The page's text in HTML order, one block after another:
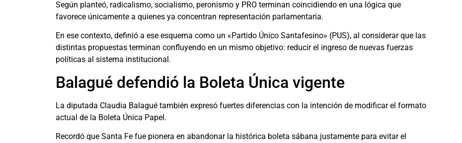
Según planteó, radicalismo, socialismo, peronismo y PRO terminan coincidiendo en una lógica que
favorece únicamente a quienes ya concentran representación parlamentaria.
En ese contexto, definió a ese esquema como un «Partido Único Santafesino» (PUS), al considerar que las
distintas propuestas terminan confluyendo en un mismo objetivo: reducir el ingreso de nuevas fuerzas
políticas al sistema institucional.
Balagué defendió la Boleta Única vigente
La diputada Claudia Balagué también expresó fuertes diferencias con la intención de modificar el formato
actual de la Boleta Única Papel.
Recordó que Santa Fe fue pionera en abandonar la histórica boleta sábana justamente para evitar el